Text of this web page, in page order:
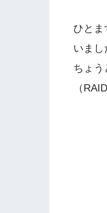
ひとま
いまし
ちょう
（